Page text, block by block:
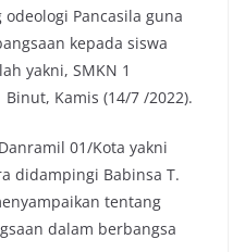
Pancasila guna
kepada siswa
yakni, SMKN 1
Kamis (14/7 /2022).
01/Kota yakni
didampingi Babinsa T.
tentang
dalam berbangsa